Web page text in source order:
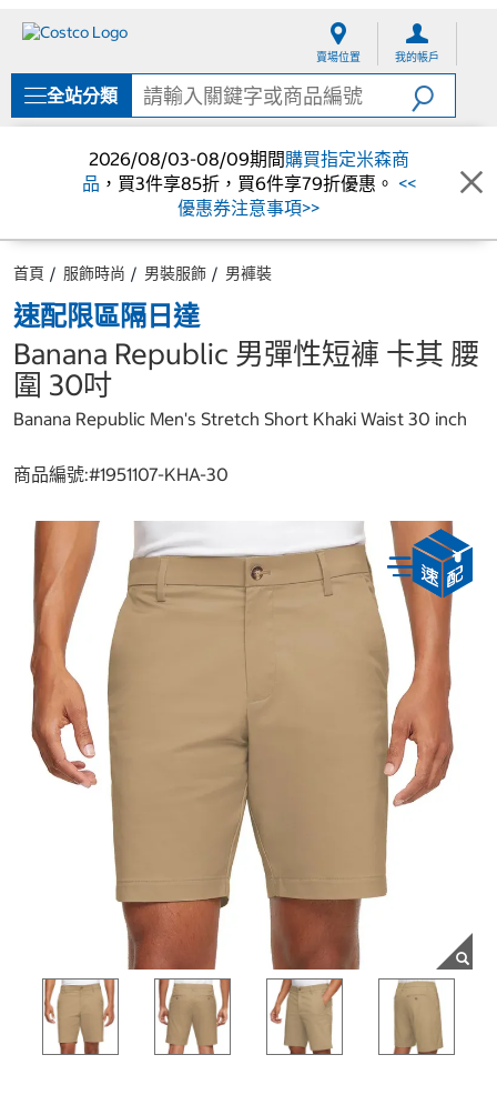
單
賣場位置 我的帳戶
全站分類
2026/08/03-08/09期間購買指定米森商
品 ，買3件享85折，買6件享79折優惠。 <<
優惠券注意事項>>
首頁 服飾時尚 男裝服飾 男褲裝
速配限區隔日達
Banana Republic 男彈性短褲 卡其 腰
圍 30吋
Banana Republic Men's Stretch Short Khaki Waist 30 inch
商品編號:#1951107-KHA-30